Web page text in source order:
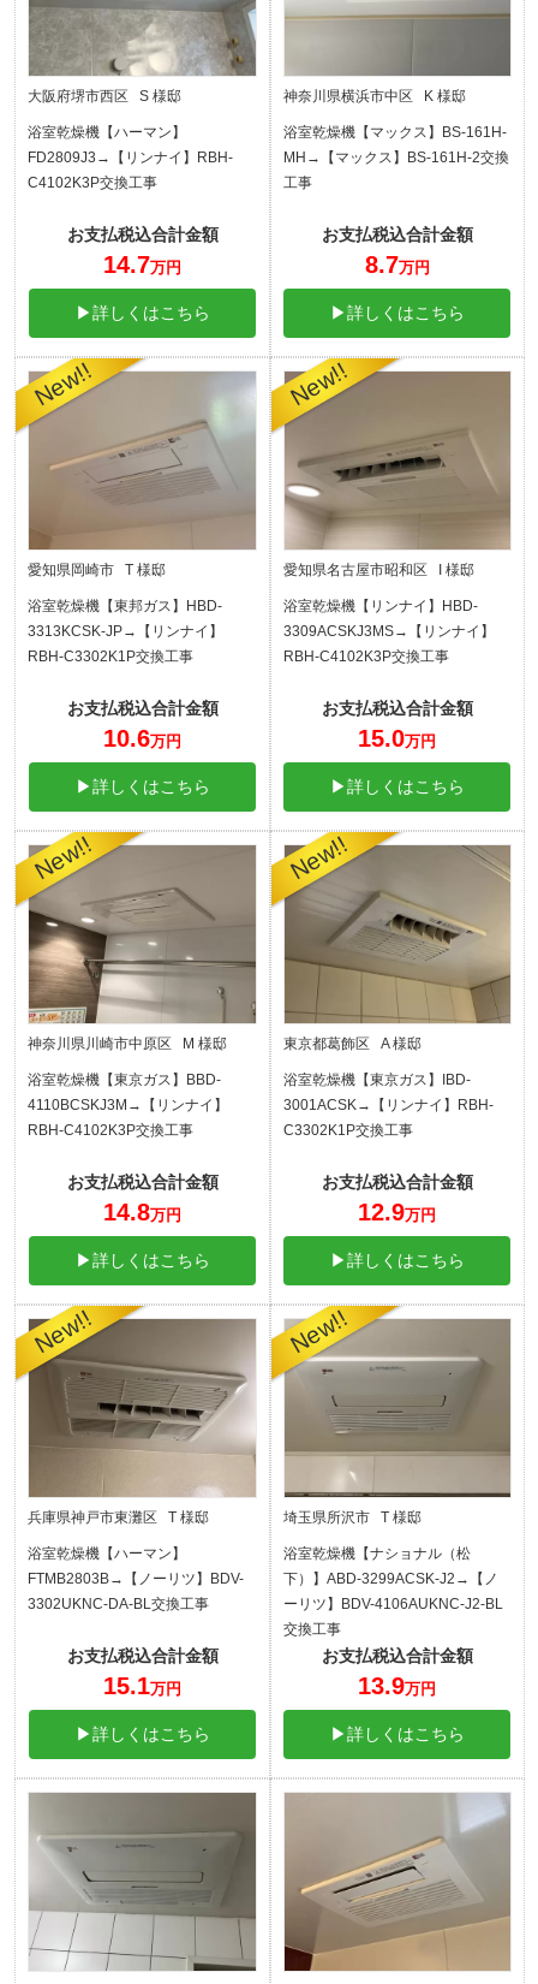
大阪府堺市西区 S 様邸
浴室乾燥機【ハーマン】
FD2809J3→【リンナイ】RBH-
C4102K3P交換工事
お支払税込合計金額
14.7万円
▶詳しくはこちら
神奈川県横浜市中区 K 様邸
浴室乾燥機【マックス】BS-161H-
MH→【マックス】BS-161H-2交換
工事
お支払税込合計金額
8.7万円
▶詳しくはこちら
愛知県岡崎市 T 様邸
浴室乾燥機【東邦ガス】HBD-
3313KCSK-JP→【リンナイ】
RBH-C3302K1P交換工事
お支払税込合計金額
10.6万円
▶詳しくはこちら
愛知県名古屋市昭和区 I 様邸
浴室乾燥機【リンナイ】HBD-
3309ACSKJ3MS→【リンナイ】
RBH-C4102K3P交換工事
お支払税込合計金額
15.0万円
▶詳しくはこちら
神奈川県川崎市中原区 M 様邸
浴室乾燥機【東京ガス】BBD-
4110BCSKJ3M→【リンナイ】
RBH-C4102K3P交換工事
お支払税込合計金額
14.8万円
▶詳しくはこちら
東京都葛飾区 A 様邸
浴室乾燥機【東京ガス】IBD-
3001ACSK→【リンナイ】RBH-
C3302K1P交換工事
お支払税込合計金額
12.9万円
▶詳しくはこちら
兵庫県神戸市東灘区 T 様邸
浴室乾燥機【ハーマン】
FTMB2803B→【ノーリツ】BDV-
3302UKNC-DA-BL交換工事
お支払税込合計金額
15.1万円
▶詳しくはこちら
埼玉県所沢市 T 様邸
浴室乾燥機【ナショナル（松
下）】ABD-3299ACSK-J2→【ノ
ーリツ】BDV-4106AUKNC-J2-BL
交換工事
お支払税込合計金額
13.9万円
▶詳しくはこちら